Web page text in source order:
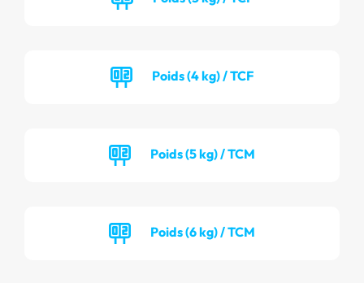
Poids (4 kg) / TCF
Poids (5 kg) / TCM
Poids (6 kg) / TCM